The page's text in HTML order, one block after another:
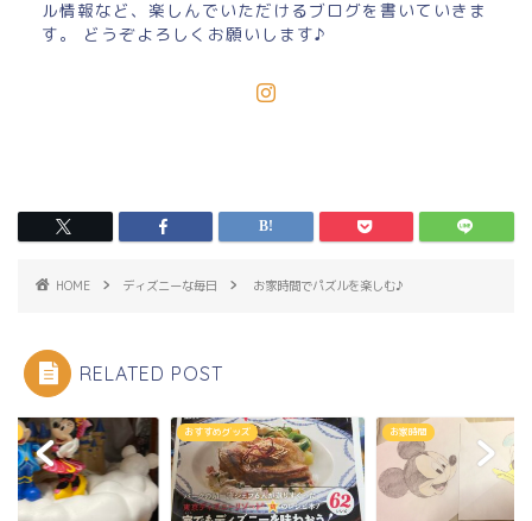
ル情報など、楽しんでいただけるブログを書いていきま
す。 どうぞよろしくお願いします♪
HOME ディズニーな毎日 お家時間でパズルを楽しむ♪
RELATED POST
めグッズ お家時間 お家時間